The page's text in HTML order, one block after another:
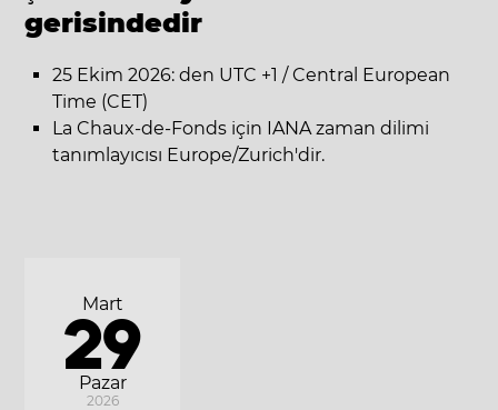
gerisindedir
25 Ekim 2026: den UTC +1 / Central European
Time (CET)
La Chaux-de-Fonds için IANA zaman dilimi
tanımlayıcısı Europe/Zurich'dir.
Pazar
Mart
29
2026